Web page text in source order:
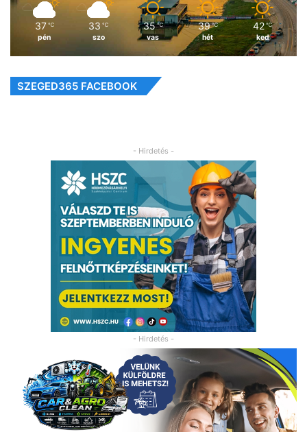
37 ℃
pén
33 ℃
szo
35 ℃
vas
39 ℃
hét
42 ℃
ked
SZEGED365 FACEBOOK
- Hirdetés -
- Hirdetés -